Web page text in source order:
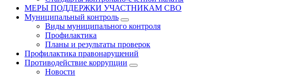
МЕРЫ ПОДДЕРЖКИ УЧАСТНИКАМ СВО
Муниципальный контроль
Виды муниципального контроля
Профилактика
Планы и результаты проверок
Профилактика правонарушений
Противодействие коррупции
Новости